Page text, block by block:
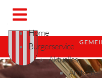
Home
Bürgerservice
Aktuelles
Amtstafel